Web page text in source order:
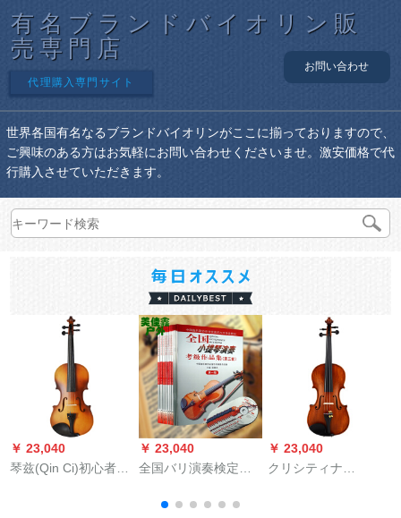
有名ブランドバイオリン販
売専門店
代理購入専門サイト
お問い合わせ
世界各国有名なるブランドバイオリンがここに揃っておりますので、
ご興味のある方はお気軽にお問い合わせくださいませ。激安価格で代
行購入させていただきます。
￥ 23,040
琴兹(Qin Ci)初心者の
￥ 23,040
全国バリ演奏検定作
￥ 23,040
クリシティナ